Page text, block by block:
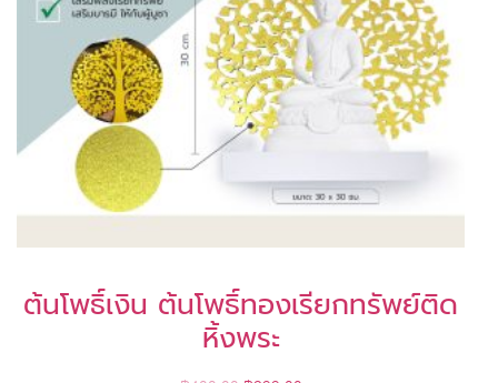
ต้นโพธิ์เงิน ต้นโพธิ์ทองเรียกทรัพย์ติด
หิ้งพระ